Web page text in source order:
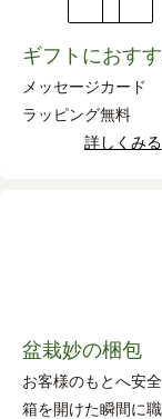
ギフトにおす
メッセージカード
ラッピング無料
詳しくみる
盆栽妙の梱包
お客様のもとへ安
箱を開けた瞬間に